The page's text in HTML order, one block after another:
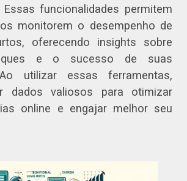
funcionalidades permitem
monitorem o desempenho de
oferecendo insights sobre
e o sucesso de suas
utilizar essas ferramentas,
dados valiosos para otimizar
online e engajar melhor seu